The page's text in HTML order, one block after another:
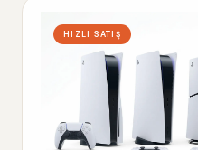
HIZLI SATIŞ